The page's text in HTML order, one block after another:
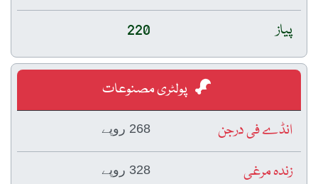
پیاز
220
پولٹری مصنوعات
انڈے فی درجن
268 روپے
زندہ مرغی 328 روپے